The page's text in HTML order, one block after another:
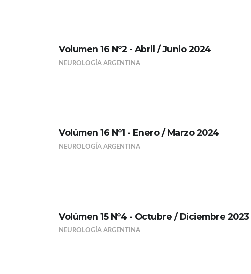
Volumen 16 Nº2 - Abril / Junio 2024
NEUROLOGÍA ARGENTINA
Volúmen 16 Nº1 - Enero / Marzo 2024
NEUROLOGÍA ARGENTINA
Volúmen 15 Nº4 - Octubre / Diciembre 2023
NEUROLOGÍA ARGENTINA